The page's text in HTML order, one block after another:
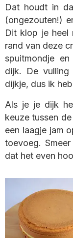
Dat houdt in
(ongezouten!)
Dit klop je heel
rand van deze
spuitmondje
dijk. De vulling
dijkje, dus ik
Als je je dijk
keuze tussen
een laagje jam
toevoeg.
dat het even